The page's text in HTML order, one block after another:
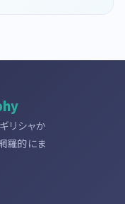
リシャか
羅的にま